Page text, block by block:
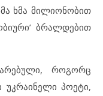
ხმა მილიონობით
ბრალდებით
როგორც
უკრაინელი პოეტი,